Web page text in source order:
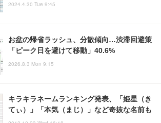
2024.4.30 Tue 9:45
お盆の帰省ラッシュ、分散傾向…渋滞回避策
「ピーク日を避けて移動」40.6%
2026.8.3 Mon 9:15
キラキラネームランキング発表、「姫星（き
てぃ）」「本気（まじ）」など奇抜な名前も